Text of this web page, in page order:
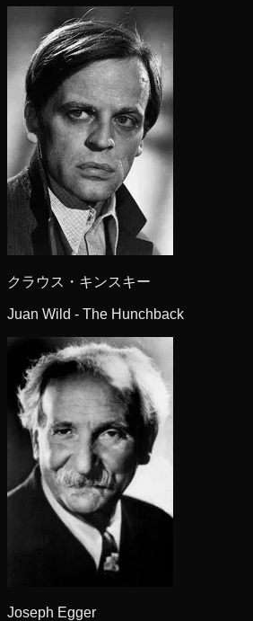
クラウス・キンスキー
Juan Wild - The Hunchback
Joseph Egger